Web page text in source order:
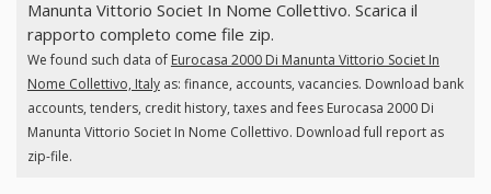
Manunta Vittorio Societ In Nome Collettivo. Scarica il
rapporto completo come file zip.
We found such data of Eurocasa 2000 Di Manunta Vittorio Societ In
Nome Collettivo, Italyas: finance, accounts, vacancies. Download bank
accounts, tenders, credit history, taxes and fees Eurocasa 2000 Di
Manunta Vittorio Societ In Nome Collettivo. Download full report as
zip-file.